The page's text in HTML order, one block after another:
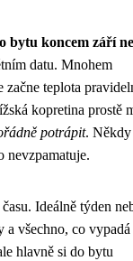
bytu koncem září
datu. Mnohem
teplota
kopretina prostě
potrápit. Někdy
nevzpamatuje.
Ideálně týden
a všechno, co vypadá
hlavně si do bytu